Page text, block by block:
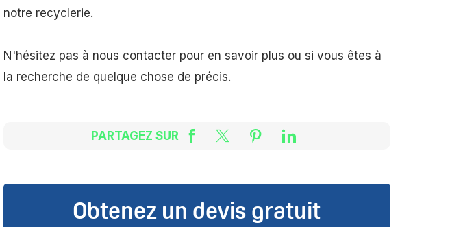
notre recyclerie.
N'hésitez pas à nous contacter pour en savoir plus ou si vous êtes à
la recherche de quelque chose de précis.
PARTAGEZ SUR
Obtenez un devis gratuit